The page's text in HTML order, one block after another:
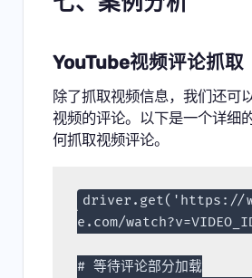
YouTube视频评论抓取
除了抓取视频信息，我们还可
视频的评论。以下是一个详细
何抓取视频评论。
driver.get('https://
e.com/
# 等待评论部分加载